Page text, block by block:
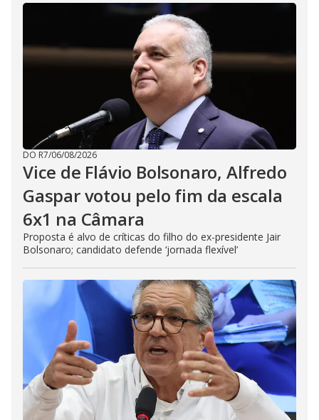
DO R7/06/08/2026
Vice de Flávio Bolsonaro, Alfredo
Gaspar votou pelo fim da escala
6x1 na Câmara
Proposta é alvo de críticas do filho do ex-presidente Jair
Bolsonaro; candidato defende ‘jornada flexível’